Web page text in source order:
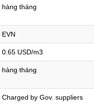
hàng tháng
EVN
0.65 USD/m3
hàng tháng
Charged by Gov. suppliers